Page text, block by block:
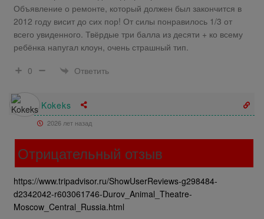
Объявление о ремонте, который должен был закончится в
2012 году висит до сих пор! От силы понравилось 1/3 от
всего увиденного. Твёрдые три балла из десяти + ко всему
ребёнка напугал клоун, очень страшный тип.
0
Ответить
Kokeks
2026 лет назад
Отрицательный отзыв
https://www.tripadvisor.ru/ShowUserReviews-g298484-
d2342042-r603061746-Durov_Animal_Theatre-
Moscow_Central_Russia.html